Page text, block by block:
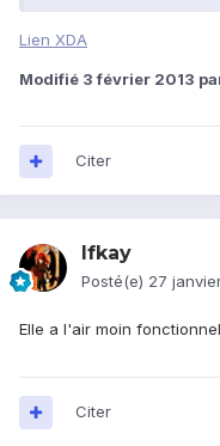
Lien XDA
Modifié 3 février 2013
Citer
Ifkay
Posté(e) 27
Elle a l'air moin
Citer